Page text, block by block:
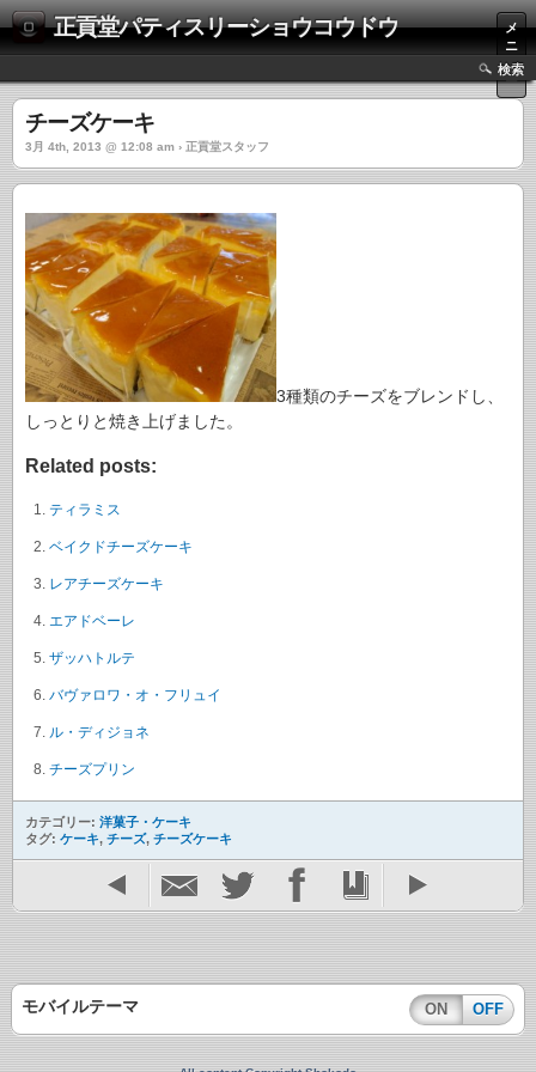
正貢堂パティスリーショウコウドウ
メ
ニ
ュ
ー
検索
チーズケーキ
3月 4th, 2013 @ 12:08 am › 正貢堂スタッフ
3種類のチーズをブレンドし、
しっとりと焼き上げました。
Related posts:
ティラミス
ベイクドチーズケーキ
レアチーズケーキ
エアドベーレ
ザッハトルテ
バヴァロワ・オ・フリュイ
ル・ディジョネ
チーズプリン
カテゴリー: 洋菓子・ケーキ
タグ: ケーキ, チーズ, チーズケーキ
モバイルテーマ ON OFF